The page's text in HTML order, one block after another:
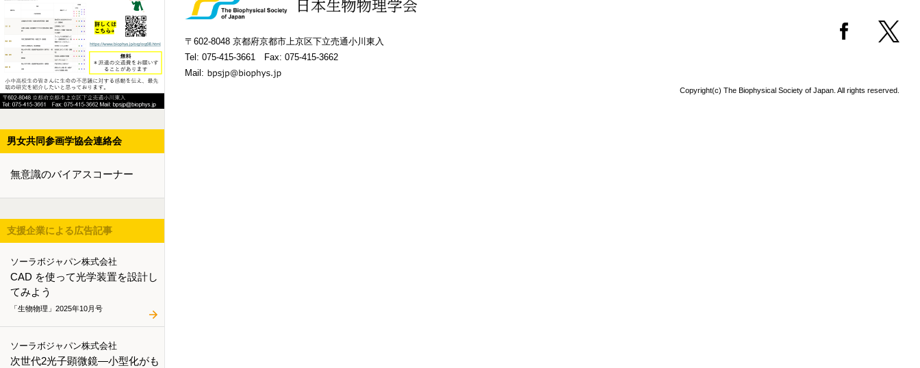
男女共同参画学協会連絡会
無意識のバイアスコーナー
支援企業による広告記事
ソーラボジャパン株式会社
CAD を使って光学装置を設計し
てみよう
「生物物理」2025年10月号
ソーラボジャパン株式会社
次世代2光子顕微鏡―小型化がも
〒602-8048 京都府京都市上京区下立売通小川東入
Tel: 075-415-3661 Fax: 075-415-3662
Mail:
Copyright(c) The Biophysical Society of Japan. All rights reserved.